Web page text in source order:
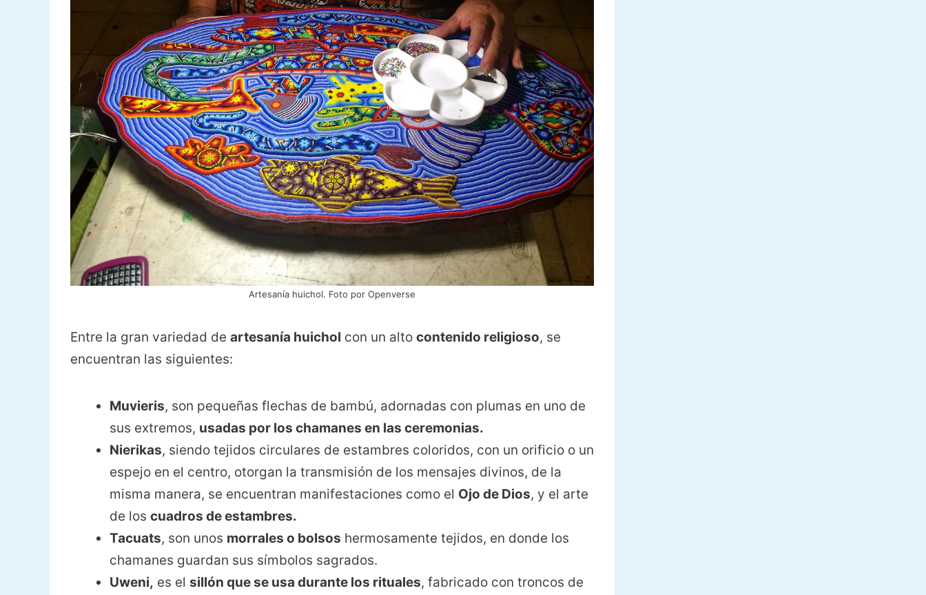
Artesanía huichol. Foto por Openverse
Entre la gran variedad de artesanía huichol con un alto contenido religioso, se
encuentran las siguientes:
Muvieris, son pequeñas flechas de bambú, adornadas con plumas en uno de
sus extremos, usadas por los chamanes en las ceremonias.
Nierikas, siendo tejidos circulares de estambres coloridos, con un orificio o un
espejo en el centro, otorgan la transmisión de los mensajes divinos, de la
misma manera, se encuentran manifestaciones como el Ojo de Dios, y el arte
de los cuadros de estambres.
Tacuats, son unos morrales o bolsos hermosamente tejidos, en donde los
chamanes guardan sus símbolos sagrados.
Uweni, es el sillón que se usa durante los rituales, fabricado con troncos de